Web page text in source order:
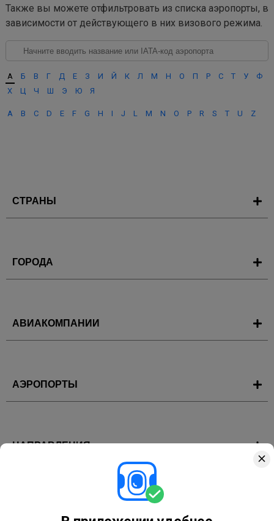
Также вы можете отфильтровать из списка аэропорты, в
зависимости от действующего в них визового режима.
А Б В Г Д Е З И Й К Л М Н О П Р С Т У
Ф
Х
Ц Ч Ш Э Ю Я
A B C D E F G H I J L M N O P R S T U Z
СТРАНЫ
ГОРОДА
АВИАКОМПАНИИ
АЭРОПОРТЫ
НАПРАВЛЕНИЯ